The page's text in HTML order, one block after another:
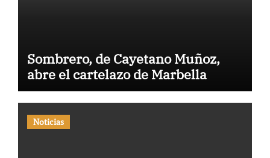
Sombrero, de Cayetano Muñoz,
abre el cartelazo de Marbella
Noticias